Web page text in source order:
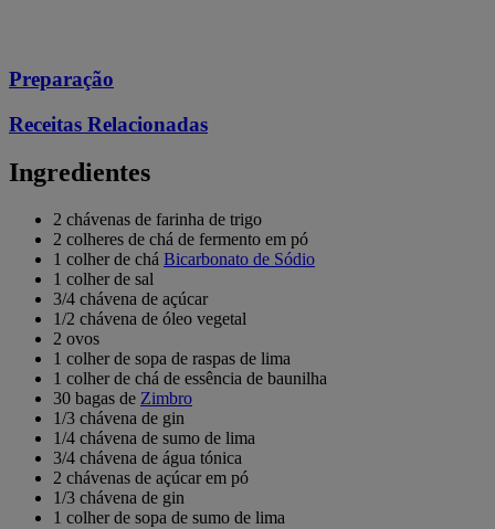
Preparação
Receitas Relacionadas
Ingredientes
2 chávenas de farinha de trigo
2 colheres de chá de fermento em pó
1 colher de chá Bicarbonato de Sódio
1 colher de sal
3/4 chávena de açúcar
1/2 chávena de óleo vegetal
2 ovos
1 colher de sopa de raspas de lima
1 colher de chá de essência de baunilha
30 bagas de Zimbro
1/3 chávena de gin
1/4 chávena de sumo de lima
3/4 chávena de água tónica
2 chávenas de açúcar em pó
1/3 chávena de gin
1 colher de sopa de sumo de lima